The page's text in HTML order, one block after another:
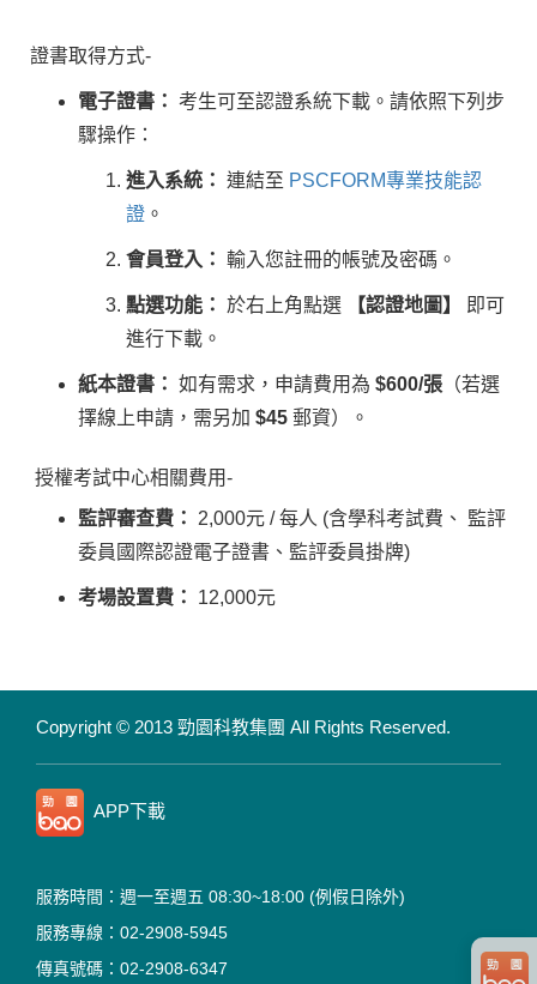
證書取得方式-
電子證書： 考生可至認證系統下載。請依照下列步
驟操作：
進入系統： 連結至 PSCFORM專業技能認
證 。
會員登入： 輸入您註冊的帳號及密碼。
點選功能： 於右上角點選 【認證地圖】
即可
進行下載。
紙本證書： 如有需求，申請費用為 $600/張 （若選
擇線上申請，需另加 $45 郵資）。
授權考試中心相關費用-
監評審查費：
2,000元 / 每人 (含學科考試費、 監評
委員國際認證電子證書、監評委員掛牌)
考場設置費： 12,000元
Copyright © 2013 勁園科教集團 All Rights Reserved.
APP下載
服務時間：週一至週五 08:30~18:00 (例假日除外)
服務專線：02-2908-5945
傳真號碼：02-2908-6347